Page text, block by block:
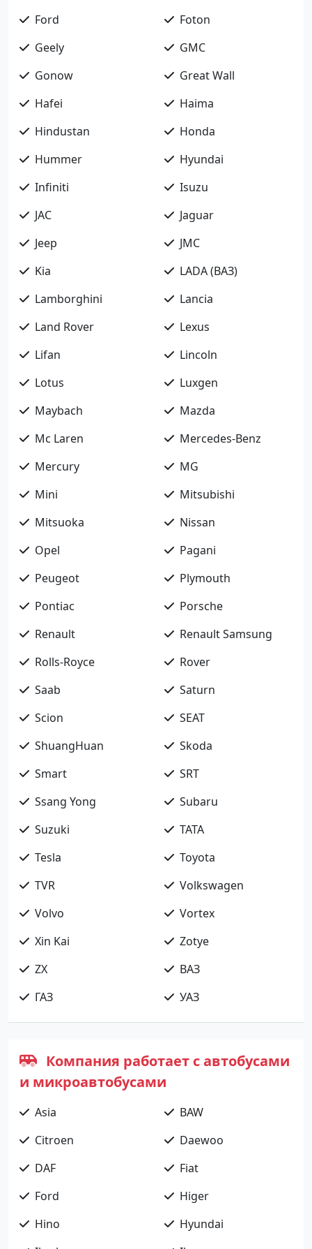
Ford
Foton
Geely
GMC
Gonow
Great Wall
Hafei
Haima
Hindustan
Honda
Hummer
Hyundai
Infiniti
Isuzu
JAC
Jaguar
Jeep
JMC
Kia
LADA (ВАЗ)
Lamborghini
Lancia
Land Rover
Lexus
Lifan
Lincoln
Lotus
Luxgen
Maybach
Mazda
Mc Laren
Mercedes-Benz
Mercury
MG
Mini
Mitsubishi
Mitsuoka
Nissan
Opel
Pagani
Peugeot
Plymouth
Pontiac
Porsche
Renault
Renault Samsung
Rolls-Royce
Rover
Saab
Saturn
Scion
SEAT
ShuangHuan
Skoda
Smart
SRT
Ssang Yong
Subaru
Suzuki
TATA
Tesla
Toyota
TVR
Volkswagen
Volvo
Vortex
Xin Kai
Zotye
ZX
ВАЗ
ГАЗ
УАЗ
Компания работает с автобусами
и микроавтобусами
Asia
BAW
Citroen
Daewoo
DAF
Fiat
Ford
Higer
Hino
Hyundai